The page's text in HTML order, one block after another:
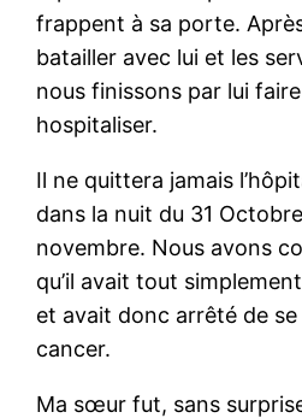
frappent à sa porte.
batailler avec lui et les
nous finissons par lui
hospitaliser.
Il ne quittera jamais
dans la nuit du 31
novembre. Nous avons
qu’il avait tout
et avait donc arrêté de
cancer.
Ma sœur fut, sans